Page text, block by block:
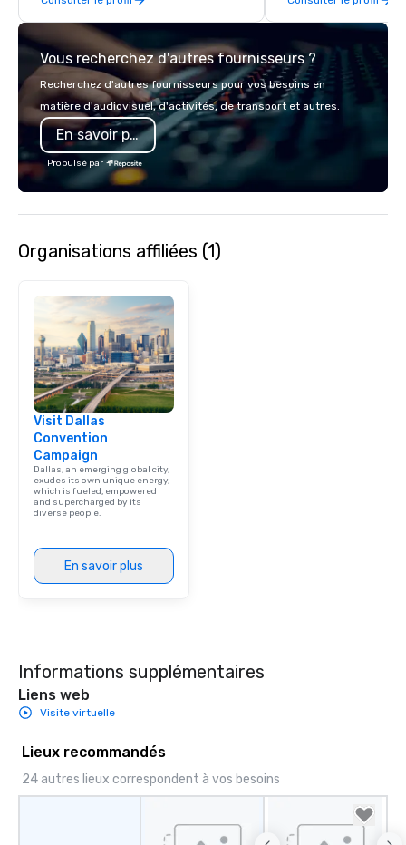
Vous recherchez d'autres fournisseurs ?
Recherchez d'autres fournisseurs pour vos besoins en
matière d'audiovisuel, d'activités, de transport et autres.
En savoir plus
Propulsé par
Organisations affiliées (1)
Visit Dallas
Convention
Campaign
Dallas, an emerging global city,
exudes its own unique energy,
which is fueled, empowered
and supercharged by its
diverse people.
En savoir plus
Informations supplémentaires
Liens web
Visite virtuelle
Lieux recommandés
24 autres lieux correspondent à vos besoins